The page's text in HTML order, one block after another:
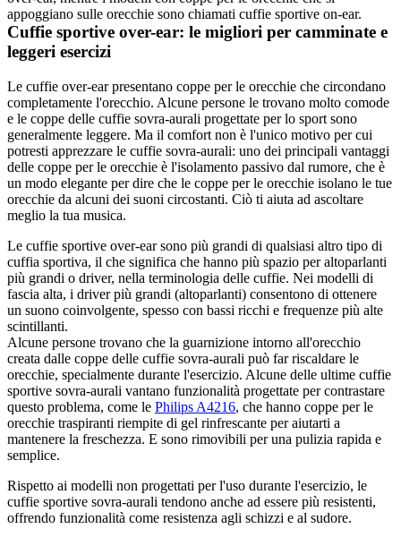
appoggiano sulle orecchie sono chiamati cuffie sportive on-ear.
Cuffie sportive over-ear: le migliori per camminate e
leggeri esercizi
Le cuffie over-ear presentano coppe per le orecchie che circondano
completamente l'orecchio. Alcune persone le trovano molto comode
e le coppe delle cuffie sovra-aurali progettate per lo sport sono
generalmente leggere. Ma il comfort non è l'unico motivo per cui
potresti apprezzare le cuffie sovra-aurali: uno dei principali vantaggi
delle coppe per le orecchie è l'isolamento passivo dal rumore, che è
un modo elegante per dire che le coppe per le orecchie isolano le tue
orecchie da alcuni dei suoni circostanti. Ciò ti aiuta ad ascoltare
meglio la tua musica.
Le cuffie sportive over-ear sono più grandi di qualsiasi altro tipo di
cuffia sportiva, il che significa che hanno più spazio per altoparlanti
più grandi o driver, nella terminologia delle cuffie. Nei modelli di
fascia alta, i driver più grandi (altoparlanti) consentono di ottenere
un suono coinvolgente, spesso con bassi ricchi e frequenze più alte
scintillanti.
Alcune persone trovano che la guarnizione intorno all'orecchio
creata dalle coppe delle cuffie sovra-aurali può far riscaldare le
orecchie, specialmente durante l'esercizio. Alcune delle ultime cuffie
sportive sovra-aurali vantano funzionalità progettate per contrastare
questo problema, come le Philips A4216, che hanno coppe per le
orecchie traspiranti riempite di gel rinfrescante per aiutarti a
mantenere la freschezza. E sono rimovibili per una pulizia rapida e
semplice.
Rispetto ai modelli non progettati per l'uso durante l'esercizio, le
cuffie sportive sovra-aurali tendono anche ad essere più resistenti,
offrendo funzionalità come resistenza agli schizzi e al sudore.